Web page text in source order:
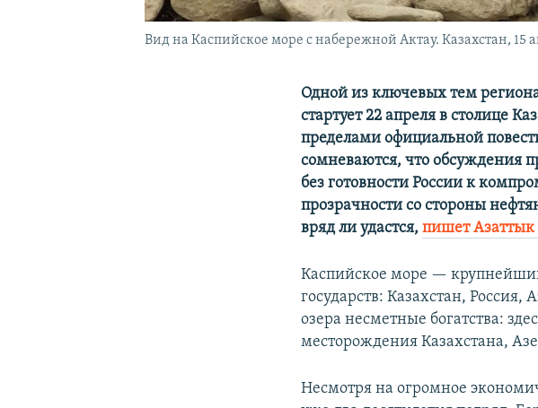
Вид на Каспийское море с набережной Актау. Казахстан, 15
Одной из ключевых тем
стартует 22 апреля в столице
пределами официальной
сомневаются, что обсуждения
без готовности России к
прозрачности со стороны
вряд ли удастся,пишет Азаттык
Каспийское море —
государств: Казахстан,
озера несметные богатства:
месторождения Казахстана,
Несмотря на огромное